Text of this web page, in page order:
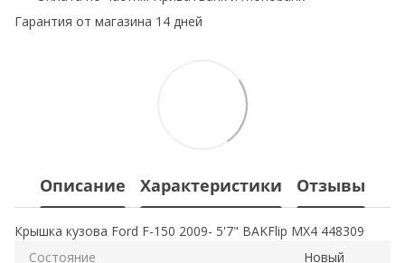
Гарантия от магазина 14 дней
Описание Характеристики Отзывы
Крышка кузова Ford F-150 2009- 5'7" BAKFlip MX4 448309
Состояние
Новый